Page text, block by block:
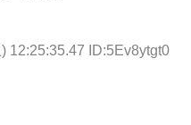
12:25:35.47 ID:5Ev8ytgt0